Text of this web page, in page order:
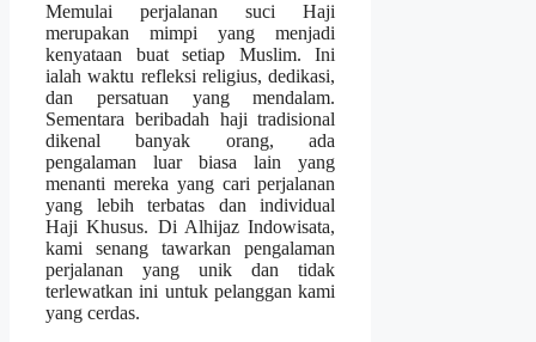
Memulai perjalanan suci Haji
merupakan mimpi yang menjadi
kenyataan buat setiap Muslim. Ini
ialah waktu refleksi religius, dedikasi,
dan persatuan yang mendalam.
Sementara beribadah haji tradisional
dikenal banyak orang, ada
pengalaman luar biasa lain yang
menanti mereka yang cari perjalanan
yang lebih terbatas dan individual
Haji Khusus. Di Alhijaz Indowisata,
kami senang tawarkan pengalaman
perjalanan yang unik dan tidak
terlewatkan ini untuk pelanggan kami
yang cerdas.